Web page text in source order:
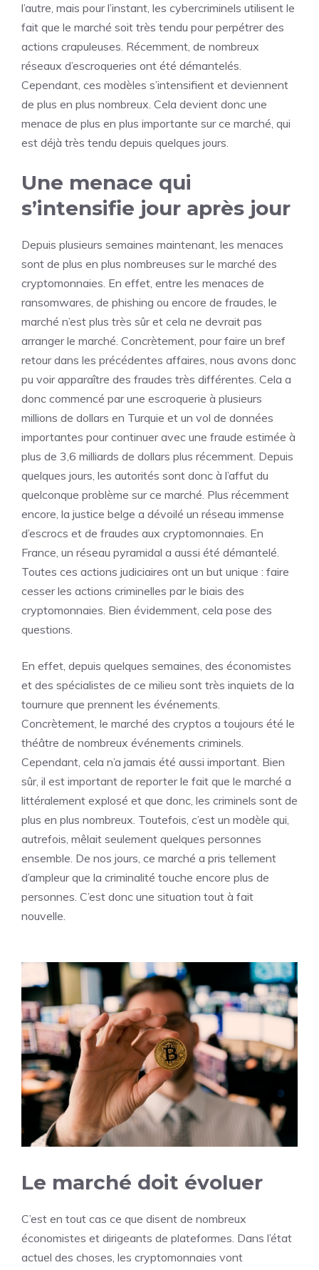
l’autre, mais pour l’instant, les cybercriminels utilisent le
fait que le marché soit très tendu pour perpétrer des
actions crapuleuses. Récemment, de nombreux
réseaux d’escroqueries ont été démantelés.
Cependant, ces modèles s’intensifient et deviennent
de plus en plus nombreux. Cela devient donc une
menace de plus en plus importante sur ce marché, qui
est déjà très tendu depuis quelques jours.
Une menace qui
s’intensifie jour après jour
Depuis plusieurs semaines maintenant, les menaces
sont de plus en plus nombreuses sur le marché des
cryptomonnaies. En effet, entre les menaces de
ransomwares, de phishing ou encore de fraudes, le
marché n’est plus très sûr et cela ne devrait pas
arranger le marché. Concrètement, pour faire un bref
retour dans les précédentes affaires, nous avons donc
pu voir apparaître des fraudes très différentes. Cela a
donc commencé par une escroquerie à plusieurs
millions de dollars en Turquie et un vol de données
importantes pour continuer avec une fraude estimée à
plus de 3,6 milliards de dollars plus récemment. Depuis
quelques jours, les autorités sont donc à l’affut du
quelconque problème sur ce marché. Plus récemment
encore, la justice belge a dévoilé un réseau immense
d’escrocs et de fraudes aux cryptomonnaies. En
France, un réseau pyramidal a aussi été démantelé.
Toutes ces actions judiciaires ont un but unique : faire
cesser les actions criminelles par le biais des
cryptomonnaies. Bien évidemment, cela pose des
questions.
En effet, depuis quelques semaines, des économistes
et des spécialistes de ce milieu sont très inquiets de la
tournure que prennent les événements.
Concrètement, le marché des cryptos a toujours été le
théâtre de nombreux événements criminels.
Cependant, cela n’a jamais été aussi important. Bien
sûr, il est important de reporter le fait que le marché a
littéralement explosé et que donc, les criminels sont de
plus en plus nombreux. Toutefois, c’est un modèle qui,
autrefois, mêlait seulement quelques personnes
ensemble. De nos jours, ce marché a pris tellement
d’ampleur que la criminalité touche encore plus de
personnes. C’est donc une situation tout à fait
nouvelle.
Le marché doit évoluer
C’est en tout cas ce que disent de nombreux
économistes et dirigeants de plateformes. Dans l’état
actuel des choses, les cryptomonnaies vont